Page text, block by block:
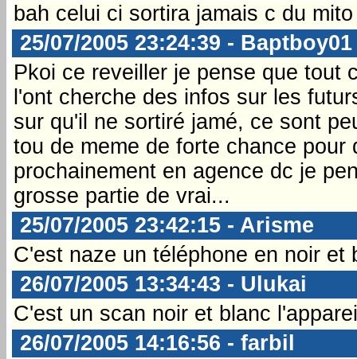
bah celui ci sortira jamais c du
25/07/2005 23:24:39 - Baptboy01
Pkoi ce reveiller je pense que tout
l'ont cherche des infos sur les
sur qu'il ne sortiré jamé, ce sont
tou de meme de forte chance
prochainement en agence dc je
grosse partie de vrai...
25/07/2005 23:42:15 - Arisme
C'est naze un téléphone en noir
26/07/2005 13:34:43 - Ulukai
C'est un scan noir et blanc
26/07/2005 14:16:56 - farbil